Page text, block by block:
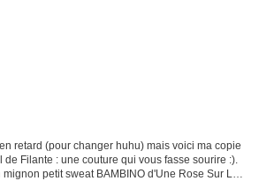
retard (pour changer huhu) mais voici ma copie
Filante : une couture qui vous fasse sourire :).
petit sweat BAMBINO d'Une Rose Sur La